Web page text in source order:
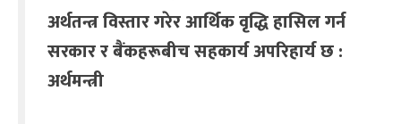
अर्थतन्त्र विस्तार गरेर आर्थिक वृद्धि हासिल गर्न
सरकार र बैंकहरूबीच सहकार्य अपरिहार्य छ :
अर्थमन्त्री